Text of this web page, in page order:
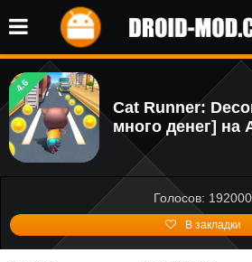
4.6
Cat Runner:
много денег] на
Голосов: 192000
В закладки